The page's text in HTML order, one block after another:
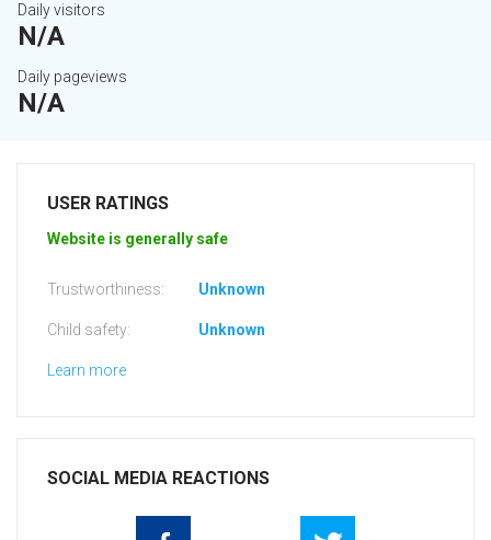
Daily visitors
N/A
Daily pageviews
N/A
USER RATINGS
Website is generally safe
Trustworthiness: Unknown
Child safety: Unknown
Learn more
SOCIAL MEDIA REACTIONS